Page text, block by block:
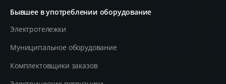
Бывшее в употреблении оборудование
Электротележки
Муниципальное оборудование
Комплектовщики заказов